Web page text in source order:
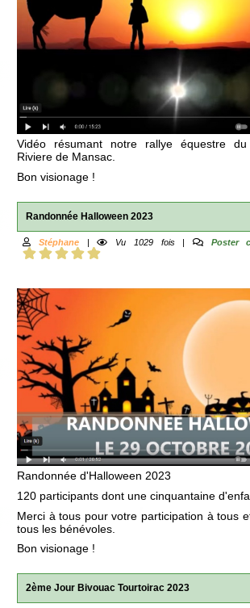
Vidéo résumant notre rallye équestre
Riviere de Mansac.
Bon visionage !
Randonnée Halloween 2023
Stéphane| Vu 1029 fois | Poster
Randonnée d'Halloween 2023
120 participants dont une cinquantaine
Merci à tous pour votre participation à tous
tous les bénévoles.
Bon visionage !
2ème Jour Bivouac Tourtoirac 2023